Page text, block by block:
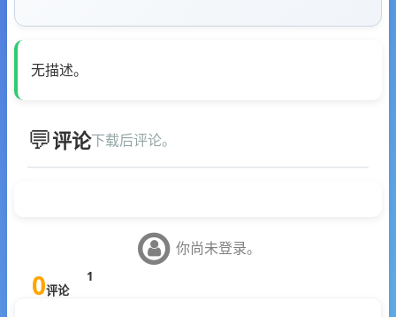
无描述。
评论下载后评论。
你尚未登录。
0评论
1